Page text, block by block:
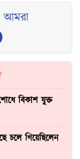
আমরা
বিকাশ যুক্ত
চলে গিয়েছিলেন